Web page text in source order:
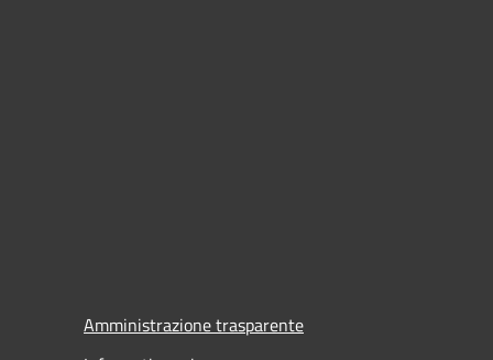
Amministrazione trasparente